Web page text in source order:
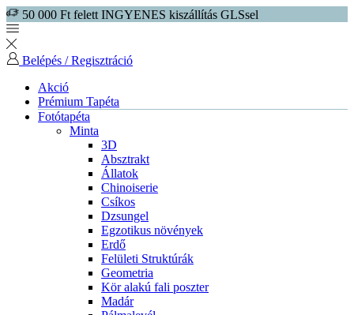
50 000 Ft felett INGYENES kiszállítás GLSsel
Belépés / Regisztráció
Akció
Prémium Tapéta
Fotótapéta
Minta
3D
Absztrakt
Állatok
Chinoiserie
Csíkos
Dzsungel
Egzotikus növények
Erdő
Felületi Struktúrák
Geometria
Kör alakú fali poszter
Madár